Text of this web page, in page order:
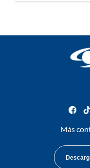
Más